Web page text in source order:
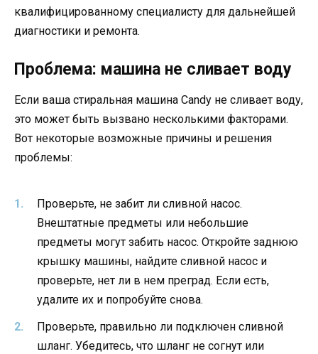
квалифицированному специалисту для дальнейшей
диагностики и ремонта.
Проблема: машина не сливает воду
Если ваша стиральная машина Candy не сливает воду,
это может быть вызвано несколькими факторами.
Вот некоторые возможные причины и решения
проблемы:
Проверьте, не забит ли сливной насос.
Внештатные предметы или небольшие
предметы могут забить насос. Откройте заднюю
крышку машины, найдите сливной насос и
проверьте, нет ли в нем преград. Если есть,
удалите их и попробуйте снова.
Проверьте, правильно ли подключен сливной
шланг. Убедитесь, что шланг не согнут или